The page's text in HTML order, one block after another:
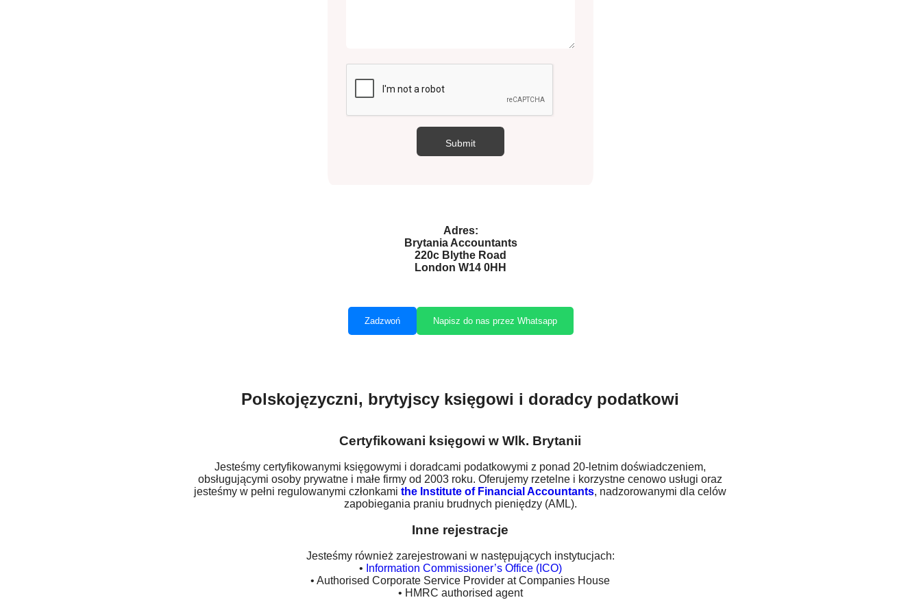
Adres:
Brytania Accountants
220c Blythe Road
London W14 0HH
Zadzwoń Napisz do nas przez Whatsapp
Polskojęzyczni, brytyjscy księgowi i doradcy podatkowi
Certyfikowani księgowi w Wlk. Brytanii
Jesteśmy certyfikowanymi księgowymi i doradcami podatkowymi z ponad 20-letnim doświadczeniem,
obsługującymi osoby prywatne i małe firmy od 2003 roku. Oferujemy rzetelne i korzystne cenowo usługi oraz
jesteśmy w pełni regulowanymi członkamithe Institute of Financial Accountants, nadzorowanymi dla celów
zapobiegania praniu brudnych pieniędzy (AML).
Inne rejestracje
Jesteśmy również zarejestrowani w następujących instytucjach:
• Information Commissioner’s Office (ICO)
• Authorised Corporate Service Provider at Companies House
• HMRC authorised agent